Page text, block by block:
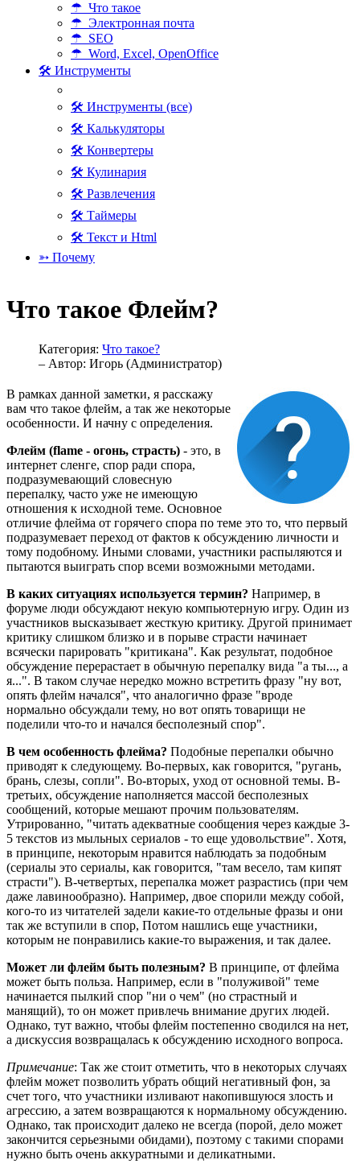
☂ Что такое
☂ Электронная почта
☂ SEO
☂ Word, Excel, OpenOffice
🛠 Инструменты
🛠 Инструменты (все)
🛠 Калькуляторы
🛠 Конвертеры
🛠 Кулинария
🛠 Развлечения
🛠 Таймеры
🛠 Текст и Html
➳ Почему
Что такое Флейм?
Категория: Что такое?
– Автор: Игорь (Администратор)
В рамках данной заметки, я расскажу
вам что такое флейм, а так же некоторые
особенности. И начну с определения.
Флейм (flame - огонь, страсть) - это, в
интернет сленге, спор ради спора,
подразумевающий словесную
перепалку, часто уже не имеющую
отношения к исходной теме. Основное
отличие флейма от горячего спора по теме это то, что первый
подразумевает переход от фактов к обсуждению личности и
тому подобному. Иными словами, участники распыляются и
пытаются выиграть спор всеми возможными методами.
В каких ситуациях используется термин? Например, в
форуме люди обсуждают некую компьютерную игру. Один из
участников высказывает жесткую критику. Другой принимает
критику слишком близко и в порыве страсти начинает
всячески парировать "критикана". Как результат, подобное
обсуждение перерастает в обычную перепалку вида "а ты..., а
я...". В таком случае нередко можно встретить фразу "ну вот,
опять флейм начался", что аналогично фразе "вроде
нормально обсуждали тему, но вот опять товарищи не
поделили что-то и начался бесполезный спор".
В чем особенность флейма? Подобные перепалки обычно
приводят к следующему. Во-первых, как говорится, "ругань,
брань, слезы, сопли". Во-вторых, уход от основной темы. В-
третьих, обсуждение наполняется массой бесполезных
сообщений, которые мешают прочим пользователям.
Утрированно, "читать адекватные сообщения через каждые 3-
5 текстов из мыльных сериалов - то еще удовольствие". Хотя,
в принципе, некоторым нравится наблюдать за подобным
(сериалы это сериалы, как говорится, "там весело, там кипят
страсти"). В-четвертых, перепалка может разрастись (при чем
даже лавинообразно). Например, двое спорили между собой,
кого-то из читателей задели какие-то отдельные фразы и они
так же вступили в спор, Потом нашлись еще участники,
которым не понравились какие-то выражения, и так далее.
Может ли флейм быть полезным? В принципе, от флейма
может быть польза. Например, если в "полуживой" теме
начинается пылкий спор "ни о чем" (но страстный и
манящий), то он может привлечь внимание других людей.
Однако, тут важно, чтобы флейм постепенно сводился на нет,
а дискуссия возвращалась к обсуждению исходного вопроса.
Примечание: Так же стоит отметить, что в некоторых случаях
флейм может позволить убрать общий негативный фон, за
счет того, что участники изливают накопившуюся злость и
агрессию, а затем возвращаются к нормальному обсуждению.
Однако, так происходит далеко не всегда (порой, дело может
закончится серьезными обидами), поэтому с такими спорами
нужно быть очень аккуратными и деликатными.